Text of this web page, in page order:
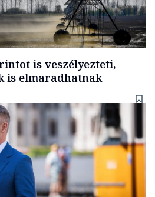
is veszélyezteti,
is elmaradhatnak